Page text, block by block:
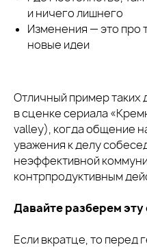
и ничего лишнего
Изменения — это про
новые идеи
Отличный пример таких
в сценке сериала
valley), когда общение
уважения к делу
неэффективной
контрпродуктивным
Давайте разберем эту
Если вкратце, то перед